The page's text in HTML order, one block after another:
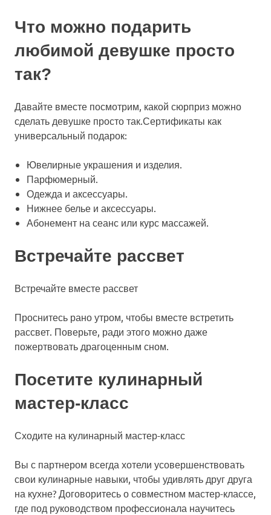
Что можно подарить
любимой девушке просто
так?
Давайте вместе посмотрим, какой сюрприз можно
сделать девушке просто так.Сертификаты как
универсальный подарок:
Ювелирные украшения и изделия.
Парфюмерный.
Одежда и аксессуары.
Нижнее белье и аксессуары.
Абонемент на сеанс или курс массажей.
Встречайте рассвет
Встречайте вместе рассвет
Проснитесь рано утром, чтобы вместе встретить
рассвет. Поверьте, ради этого можно даже
пожертвовать драгоценным сном.
Посетите кулинарный
мастер-класс
Сходите на кулинарный мастер-класс
Вы с партнером всегда хотели усовершенствовать
свои кулинарные навыки, чтобы удивлять друг друга
на кухне? Договоритесь о совместном мастер-классе,
где под руководством профессионала научитесь